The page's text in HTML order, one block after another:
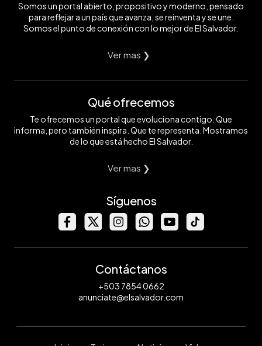
Somos un portal abierto, propositivo y moderno, pensado
para reflejar a un país que avanza, se reinventa y se une.
Somos el punto de conexión con lo mejor de El Salvador.
Ver mas ❯
Qué ofrecemos
Te ofrecemos un portal que evoluciona contigo. Que
informa, pero también inspira. Que te representa. Mostramos
de lo que está hecho El Salvador.
Ver mas ❯
Síguenos
Contáctanos
+503 7854 0662
anunciate@elsalvador.com